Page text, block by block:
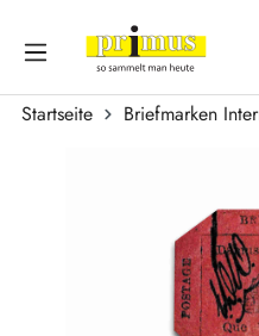
Zum Hauptinhalt springen
Startseite Briefmarken